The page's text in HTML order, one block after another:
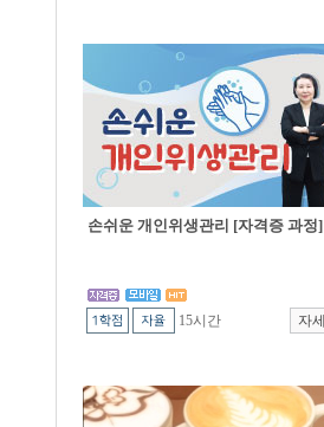
손쉬운 개인위생관리 [자격증 과정]
15시간